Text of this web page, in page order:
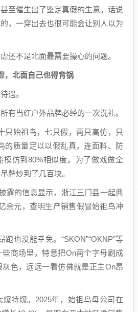
至催生出了鉴定真假的生意。话说
，一穿出去也很可能会让别人以为
还不是北面最需要操心的问题。
，北面自己也得背锅
遇。
有当红户外品牌必经的一次洗礼。
只始祖鸟，七只假，两只高仿，只
的质量足以以假乱真，连面料、防
模仿到80%相似度。为了做戏做全
牌炒到了几百块。
露的信息显示，浙江三门县一起典
余元，查明生产销售假冒始祖鸟冲
也没能幸免。“SKON”“OKNP”等
商场里，特意把On两个字母刷成
色，远远一看仿佛就是正主On昂
特爆。2025年，始祖鸟母公司在